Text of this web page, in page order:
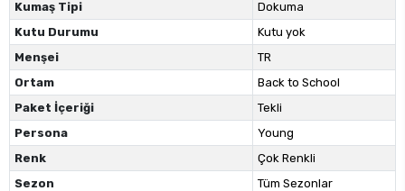
Kumaş Tipi
Dokuma
Kutu Durumu
Kutu yok
Menşei
TR
Ortam
Back to School
Paket İçeriği
Tekli
Persona
Young
Renk
Çok Renkli
Sezon
Tüm Sezonlar